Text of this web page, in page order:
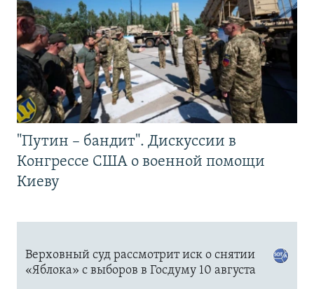
"Путин – бандит". Дискуссии в
Конгрессе США о военной помощи
Киеву